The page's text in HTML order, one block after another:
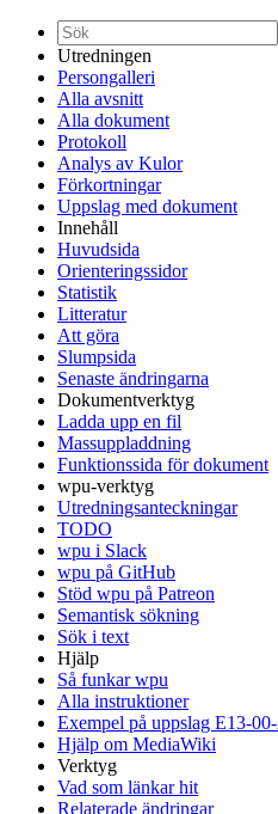
Utredningen
Persongalleri
Alla avsnitt
Alla dokument
Protokoll
Analys av Kulor
Förkortningar
Uppslag med dokument
Innehåll
Huvudsida
Orienteringssidor
Statistik
Litteratur
Att göra
Slumpsida
Senaste ändringarna
Dokumentverktyg
Ladda upp en fil
Massuppladdning
Funktionssida för dokument
wpu-verktyg
Utredningsanteckningar
TODO
wpu i Slack
wpu på GitHub
Stöd wpu på Patreon
Semantisk sökning
Sök i text
Hjälp
Så funkar wpu
Alla instruktioner
Exempel på uppslag E13-
Hjälp om MediaWiki
Verktyg
Vad som länkar hit
Relaterade ändringar